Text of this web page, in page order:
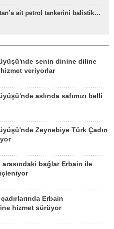
ait petrol tankerini balistik…
senin dinine diline
veriyorlar
aslında safımızı belli
Zeynebiye Türk Çadırı
arasındaki bağlar Erbain ile
Erbain
hizmet sürüyor